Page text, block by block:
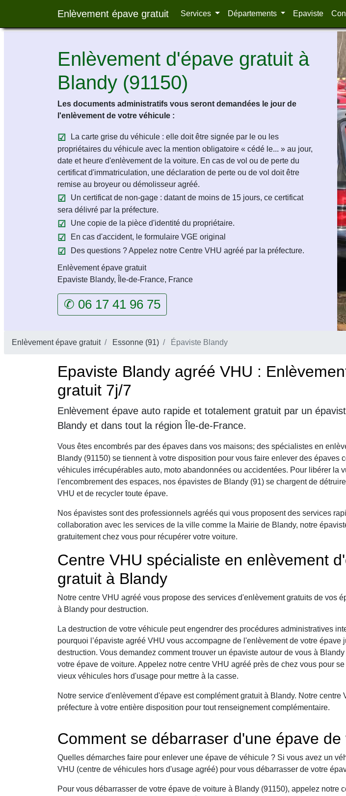
Enlèvement épave gratuit Services Départements Epaviste
Enlèvement d'épave gratuit à
Blandy (91150)
Les documents administratifs vous seront demandées le jour de
l'enlèvement de votre véhicule :
La carte grise du véhicule : elle doit être signée par le ou les
propriétaires du véhicule avec la mention obligatoire « cédé le... » au jour,
date et heure d'enlèvement de la voiture. En cas de vol ou de perte du
certificat d'immatriculation, une déclaration de perte ou de vol doit être
remise au broyeur ou démolisseur agréé.
Un certificat de non-gage : datant de moins de 15 jours, ce certificat
sera délivré par la préfecture.
Une copie de la pièce d'identité du propriétaire.
En cas d'accident, le formulaire VGE original
Des questions ? Appelez notre Centre VHU agréé par la préfecture.
Enlèvement épave gratuit
Epaviste Blandy, Île-de-France, France
✆ 06 17 41 96 75
Enlèvement épave gratuit Essonne (91) Épaviste Blandy
Epaviste Blandy agréé VHU :
gratuit 7j/7
Enlèvement épave auto rapide et totalement gratuit par un
Blandy et dans tout la région Île-de-France.
Vous êtes encombrés par des épaves dans vos maisons; des spécialistes en
Blandy (91150) se tiennent à votre disposition pour vous faire enlever des épaves
véhicules irrécupérables auto, moto abandonnées ou accidentées. Pour libérer la
l'encombrement des espaces, nos épavistes de Blandy (91) se chargent de
VHU et de recycler toute épave.
Nos épavistes sont des professionnels agréés qui vous proposent des services
collaboration avec les services de la ville comme la Mairie de Blandy, notre
gratuitement chez vous pour récupérer votre voiture.
Centre VHU spécialiste en enlèvement
gratuit à Blandy
Notre centre VHU agréé vous propose des services d'enlèvement gratuits de vos
à Blandy pour destruction.
La destruction de votre véhicule peut engendrer des procédures administratives
pourquoi l’épaviste agréé VHU vous accompagne de l'enlèvement de votre épave
destruction. Vous demandez comment trouver un épaviste autour de vous à
votre épave de voiture. Appelez notre centre VHU agréé près de chez vous pour
vieux véhicules hors d'usage pour mettre à la casse.
Notre service d'enlèvement d'épave est complément gratuit à Blandy. Notre centre
préfecture à votre entière disposition pour tout renseignement complémentaire.
Comment se débarraser d'une épave
Quelles démarches faire pour enlever une épave de véhicule ? Si vous avez un
VHU (centre de véhicules hors d'usage agréé) pour vous débarrasser de votre
Pour vous débarrasser de votre épave de voiture à Blandy (91150), appelez